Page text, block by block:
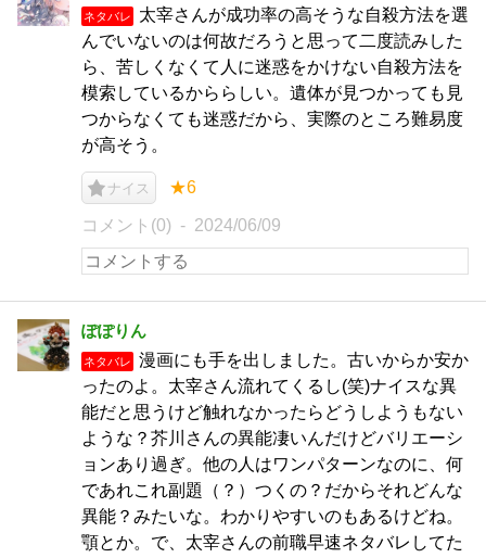
ネタバレ
太宰さんが成功率の高そうな自殺方法を選
んでいないのは何故だろうと思って二度読みした
ら、苦しくなくて人に迷惑をかけない自殺方法を
模索しているかららしい。遺体が見つかっても見
つからなくても迷惑だから、実際のところ難易度
が高そう。
ナイス ★6
コメント(0) 2024/06/09
ぽぽりん
ネタバレ
漫画にも手を出しました。古いからか安か
ったのよ。太宰さん流れてくるし(笑)ナイスな異
能だと思うけど触れなかったらどうしようもない
ような？芥川さんの異能凄いんだけどバリエーシ
ョンあり過ぎ。他の人はワンパターンなのに、何
であれこれ副題（？）つくの？だからそれどんな
異能？みたいな。わかりやすいのもあるけどね。
顎とか。で、太宰さんの前職早速ネタバレしてた